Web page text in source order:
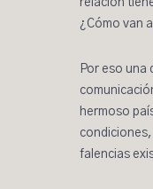
relación
¿Cómo van
Por eso una
hermoso
falencias